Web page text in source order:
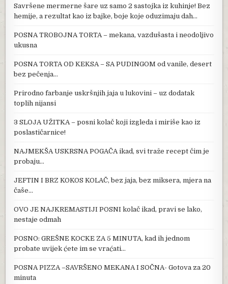
Savršene mermerne šare uz samo 2 sastojka iz kuhinje! Bez
hemije, a rezultat kao iz bajke, boje koje oduzimaju dah…
POSNA TROBOJNA TORTA – mekana, vazdušasta i neodoljivo
ukusna
POSNA TORTA OD KEKSA – SA PUDINGOM od vanile, desert
bez pečenja…
Prirodno farbanje uskršnjih jaja u lukovini – uz dodatak
toplih nijansi
3 SLOJA UŽITKA – posni kolač koji izgleda i miriše kao iz
poslastičarnice!
NAJMEKŠA USKRSNA POGAČA ikad, svi traže recept čim je
probaju…
JEFTIN I BRZ KOKOS KOLAČ, bez jaja, bez miksera, mjera na
čaše…
OVO JE NAJKREMASTIJI POSNI kolač ikad, pravi se lako,
nestaje odmah
POSNO: GREŠNE KOCKE ZA 5 MINUTA, kad ih jednom
probate uvijek ćete im se vraćati…
POSNA PIZZA –SAVRŠENO MEKANA I SOČNA- Gotova za 20
minuta